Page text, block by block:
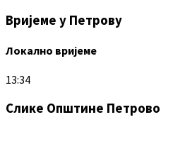
Вријеме у Петрову
Локално вријеме
13:34
Слике Општине Петрово